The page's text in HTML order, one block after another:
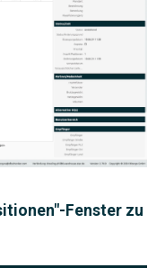
Fenster zu